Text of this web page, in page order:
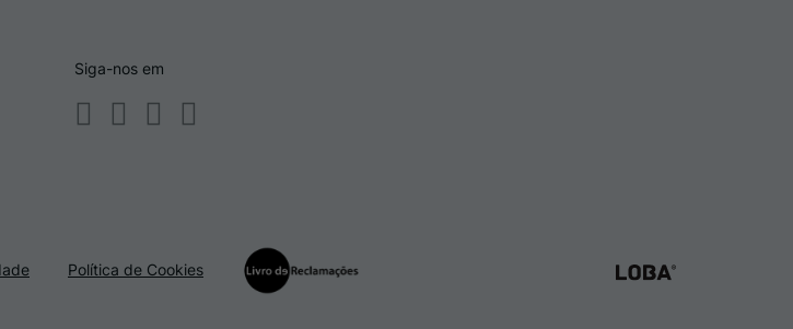
Siga-nos em
Política de Cookies